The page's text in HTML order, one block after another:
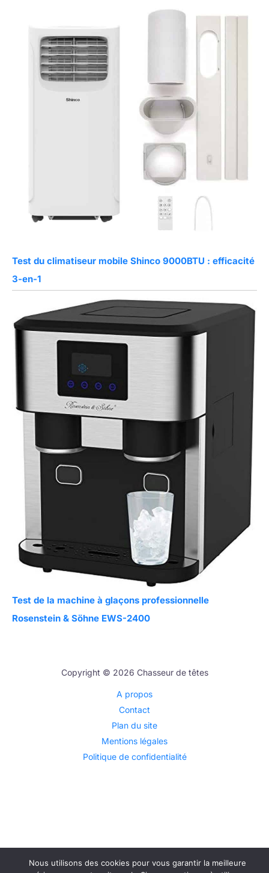
Test du climatiseur mobile Shinco 9000BTU : efficacité
3-en-1
Test de la machine à glaçons professionnelle
Rosenstein & Söhne EWS-2400
Copyright © 2026 Chasseur de têtes
A propos
Contact
Plan du site
Mentions légales
Politique de confidentialité
Nous utilisons des cookies pour vous garantir la meilleure